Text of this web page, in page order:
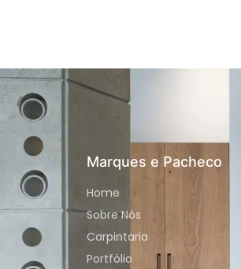
Marques e Pacheco
Home
Sobre Nós
Carpintaria
Portfólio